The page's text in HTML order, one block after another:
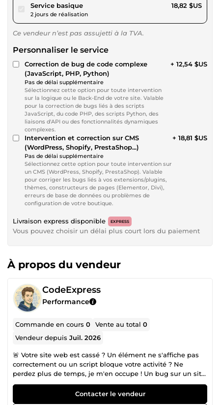
Service basiquepour 17,34 $US
2 jours de réalisation
18,82 $US
Ce vendeur n’est pas assujetti à la TVA.
Personnaliser le service
Correction de bug de code complexe
(JavaScript, PHP, Python)
Pas de délai supplémentaire
Sélectionnez cette option pour toute intervention
sur la logique ou le Back-End de votre site. Valable
pour la correction de bugs liés à des scripts
JavaScript, du code PHP, des scripts Python, des
liaisons d'API ou des fonctionnalités dynamiques
complexes.
+ 12,54 $US
Intervention et correction sur CMS
(WordPress, Shopify, PrestaShop...)
Pas de délai supplémentaire
Sélectionnez cette option pour toute intervention sur
un CMS (WordPress, Shopify, PrestaShop). Valable
pour corriger les bugs liés à vos extensions/plugins,
thèmes, constructeurs de pages (Elementor, Divi),
erreurs de base de données ou problèmes de
configuration de votre boutique.
+ 18,81 $US
Livraison express disponible EXPRESS
Vous pouvez choisir un délai plus court lors du paiement
À propos du vendeur
CodeExpress
Performance
Commande en cours0 Vente au total0
Vendeur depuisJuil. 2026
🚨 Votre site web est cassé ? Un élément ne s'affiche pas
correctement ou un script bloque votre activité ? Ne
perdez plus de temps, je m'en occupe ! Un bug sur un site
web peut faire fuir vos visiteurs et nuire à votre crédibilité.
Qu'il s'agisse d'un problème d'affichage sur mobile, d'un
bouton qui ne fonctionne pas ou d'un bug sur votre CMS
Contacter le vendeur